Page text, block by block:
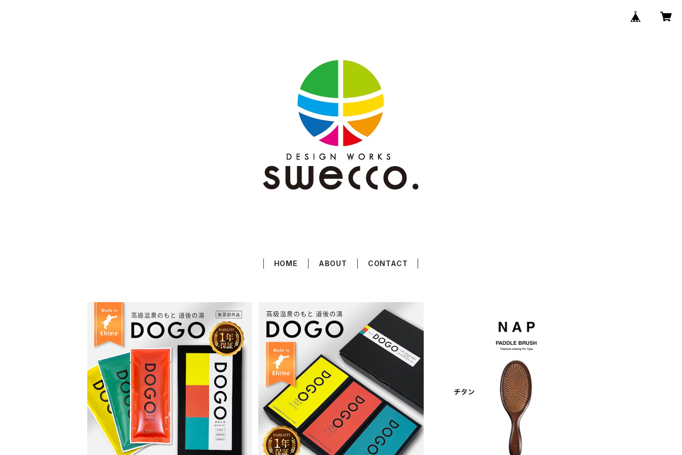
HOME ABOUT CONTACT
高級温泉のもと道後の湯 ３種類入り
¥1,200
高級温泉のもと道後の湯 ギフトセット
¥3,400
NAP パドルブラシ チタンピンタイプ
¥6,380